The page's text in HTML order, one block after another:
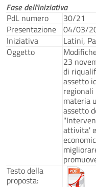
Fase dell'iniziativa
PdL numero
30/21
Presentazione 04/03/
Iniziativa
Latini,
Oggetto
23
di
assetto
materia
assetto
attivita'
Testo della
proposta: